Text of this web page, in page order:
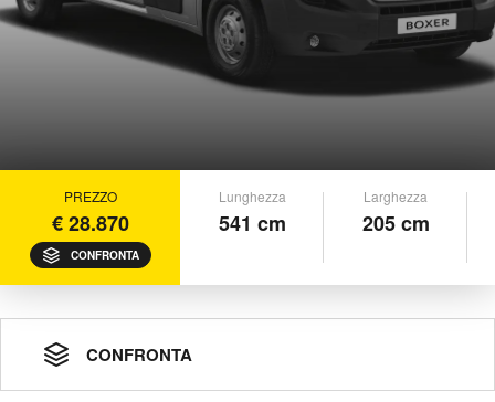
PREZZO
€ 28.870
CONFRONTA
Lunghezza
541 cm
Larghezza
205 cm
CONFRONTA